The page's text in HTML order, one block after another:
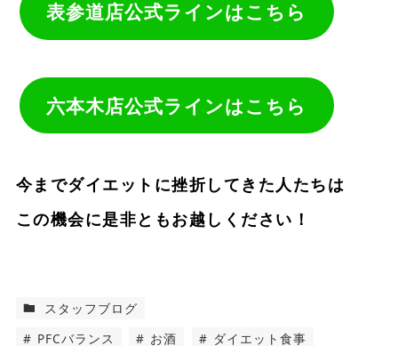
表参道店公式ラインはこちら
六本木店公式ラインはこちら
今までダイエットに挫折してきた人たちは
この機会に是非ともお越しください！
スタッフブログ
PFCバランス
お酒
ダイエット食事